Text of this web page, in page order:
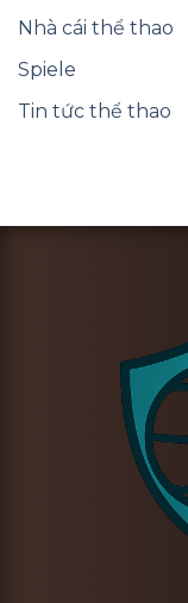
Nhà cái thể thao
Spiele
Tin tức thể thao